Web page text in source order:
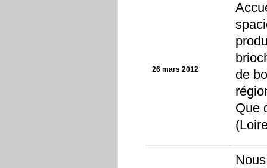
26 mars 2012
de
Que